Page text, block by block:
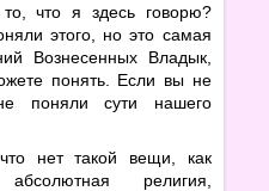
что я здесь говорю?
этого, но это самая
Вознесенных Владык,
понять. Если вы не
поняли сути нашего
нет такой вещи, как
религия,